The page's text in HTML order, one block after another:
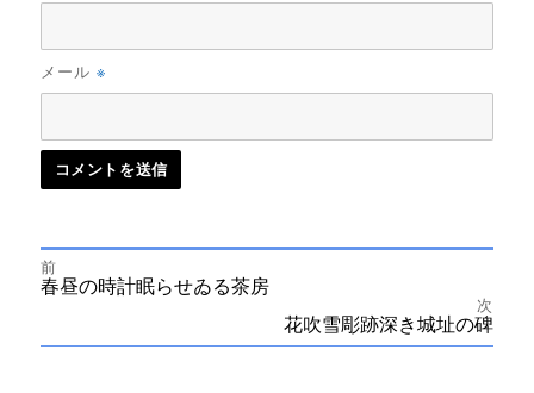
メール※
投
前
前
の
春昼の時計眠らせゐる茶房
次
花吹雪彫跡深き城址の碑